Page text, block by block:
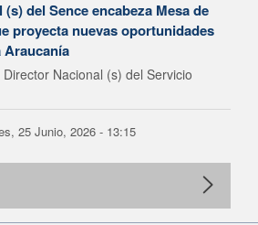
del Sence encabeza Mesa de
proyecta nuevas oportunidades
Araucanía
Nacional (s) del Servicio
25 Junio, 2026 - 13:15